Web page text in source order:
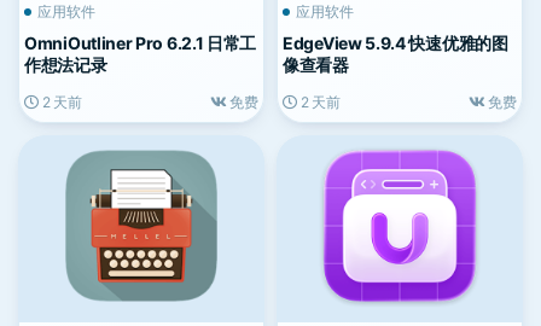
应用软件
OmniOutliner Pro 6.2.1 日常工
作想法记录
2 天前 免费
应用软件
EdgeView 5.9.4 快速优雅的图
像查看器
2 天前 免费